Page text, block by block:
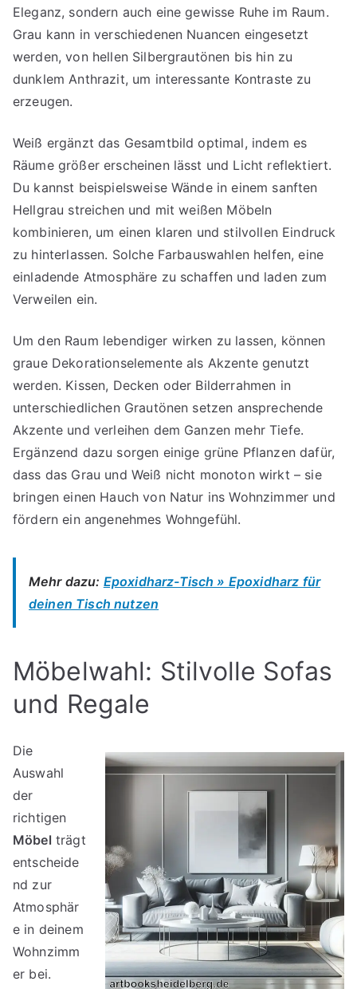
Eleganz, sondern auch eine gewisse Ruhe im Raum.
Grau kann in verschiedenen Nuancen eingesetzt
werden, von hellen Silbergrautönen bis hin zu
dunklem Anthrazit, um interessante Kontraste zu
erzeugen.
Weiß ergänzt das Gesamtbild optimal, indem es
Räume größer erscheinen lässt und Licht reflektiert.
Du kannst beispielsweise Wände in einem sanften
Hellgrau streichen und mit weißen Möbeln
kombinieren, um einen klaren und stilvollen Eindruck
zu hinterlassen. Solche Farbauswahlen helfen, eine
einladende Atmosphäre zu schaffen und laden zum
Verweilen ein.
Um den Raum lebendiger wirken zu lassen, können
graue Dekorationselemente als Akzente genutzt
werden. Kissen, Decken oder Bilderrahmen in
unterschiedlichen Grautönen setzen ansprechende
Akzente und verleihen dem Ganzen mehr Tiefe.
Ergänzend dazu sorgen einige grüne Pflanzen dafür,
dass das Grau und Weiß nicht monoton wirkt – sie
bringen einen Hauch von Natur ins Wohnzimmer und
fördern ein angenehmes Wohngefühl.
Mehr dazu: Epoxidharz-Tisch » Epoxidharz für
deinen Tisch nutzen
Möbelwahl: Stilvolle Sofas
und Regale
Die
Auswahl
der
richtigen
Möbel trägt
entscheide
nd zur
Atmosphär
e in deinem
Wohnzimm
er bei.